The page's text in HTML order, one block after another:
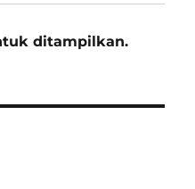
ditampilkan.